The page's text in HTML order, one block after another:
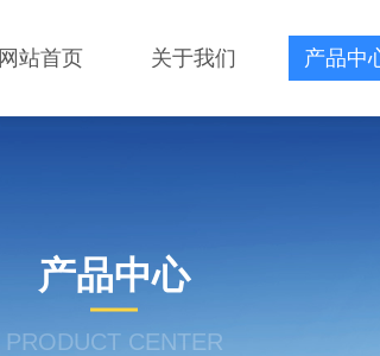
网站首页 关于我们 产品中
产品中心
PRODUCT CENTER